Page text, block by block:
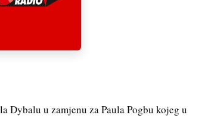
Dybalu u zamjenu za Paula Pogbu kojeg u